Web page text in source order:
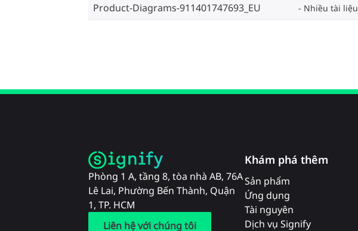
Product-Diagrams-911401747693_EU Nhiều tài liệu
Phòng 1 A, tầng 8, tòa nhà AB, 76A
Lê Lai, Phường Bến Thành, Quận
1, TP. HCM
Liên hệ với chúng tôi
Khám phá thêm
Sản phẩm
Ứng dụng
Tài nguyên
Dịch vụ Signify